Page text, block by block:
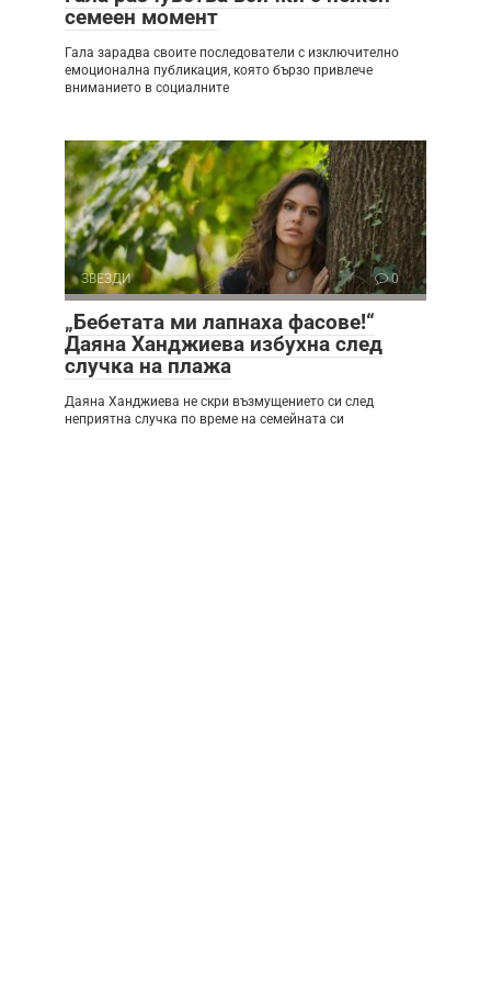
семеен момент
Гала зарадва своите последователи с изключително
емоционална публикация, която бързо привлече
вниманието в социалните
ЗВЕЗДИ 0
„Бебетата ми лапнаха фасове!“
Даяна Ханджиева избухна след
случка на плажа
Даяна Ханджиева не скри възмущението си след
неприятна случка по време на семейната си